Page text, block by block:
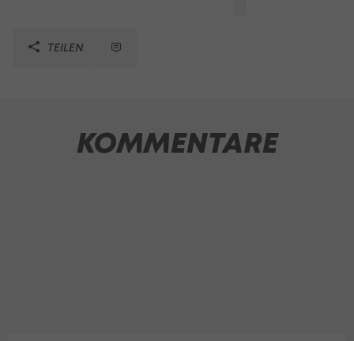
TEILEN
KOMMENTARE